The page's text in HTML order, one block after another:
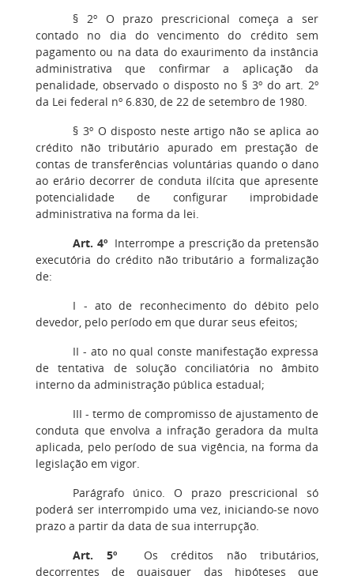
§ 2º O prazo prescricional começa a ser
contado no dia do vencimento do crédito sem
pagamento ou na data do exaurimento da instância
administrativa que confirmar a aplicação da
penalidade, observado o disposto no § 3º do art. 2º
da Lei federal nº 6.830, de 22 de setembro de 1980.
§ 3º O disposto neste artigo não se aplica ao
crédito não tributário apurado em prestação de
contas de transferências voluntárias quando o dano
ao erário decorrer de conduta ilícita que apresente
potencialidade de configurar improbidade
administrativa na forma da lei.
Art. 4ºInterrompe a prescrição da pretensão
executória do crédito não tributário a formalização
de:
I - ato de reconhecimento do débito pelo
devedor, pelo período em que durar seus efeitos;
II - ato no qual conste manifestação expressa
de tentativa de solução conciliatória no âmbito
interno da administração pública estadual;
III - termo de compromisso de ajustamento de
conduta que envolva a infração geradora da multa
aplicada, pelo período de sua vigência, na forma da
legislação em vigor.
Parágrafo único. O prazo prescricional só
poderá ser interrompido uma vez, iniciando-se novo
prazo a partir da data de sua interrupção.
Art. 5º Os créditos não tributários,
decorrentes de quaisquer das hipóteses que